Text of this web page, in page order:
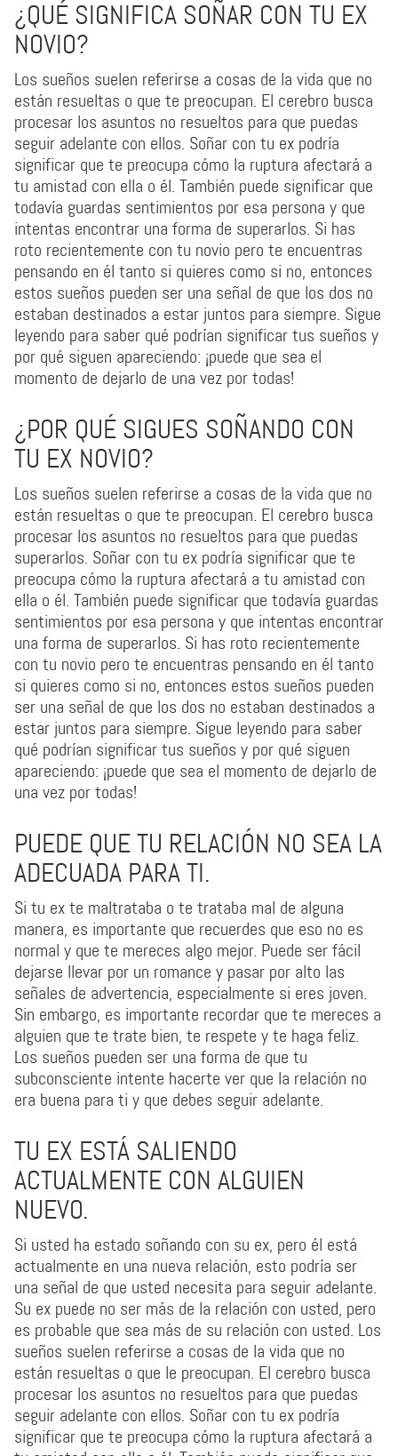
¿QUÉ SIGNIFICA SOÑAR CON TU EX
NOVIO?
Los sueños suelen referirse a cosas de la vida que no
están resueltas o que te preocupan. El cerebro busca
procesar los asuntos no resueltos para que puedas
seguir adelante con ellos. Soñar con tu ex podría
significar que te preocupa cómo la ruptura afectará a
tu amistad con ella o él. También puede significar que
todavía guardas sentimientos por esa persona y que
intentas encontrar una forma de superarlos. Si has
roto recientemente con tu novio pero te encuentras
pensando en él tanto si quieres como si no, entonces
estos sueños pueden ser una señal de que los dos no
estaban destinados a estar juntos para siempre. Sigue
leyendo para saber qué podrían significar tus sueños y
por qué siguen apareciendo: ¡puede que sea el
momento de dejarlo de una vez por todas!
¿POR QUÉ SIGUES SOÑANDO CON
TU EX NOVIO?
Los sueños suelen referirse a cosas de la vida que no
están resueltas o que te preocupan. El cerebro busca
procesar los asuntos no resueltos para que puedas
superarlos. Soñar con tu ex podría significar que te
preocupa cómo la ruptura afectará a tu amistad con
ella o él. También puede significar que todavía guardas
sentimientos por esa persona y que intentas encontrar
una forma de superarlos. Si has roto recientemente
con tu novio pero te encuentras pensando en él tanto
si quieres como si no, entonces estos sueños pueden
ser una señal de que los dos no estaban destinados a
estar juntos para siempre. Sigue leyendo para saber
qué podrían significar tus sueños y por qué siguen
apareciendo: ¡puede que sea el momento de dejarlo de
una vez por todas!
PUEDE QUE TU RELACIÓN NO SEA LA
ADECUADA PARA TI.
Si tu ex te maltrataba o te trataba mal de alguna
manera, es importante que recuerdes que eso no es
normal y que te mereces algo mejor. Puede ser fácil
dejarse llevar por un romance y pasar por alto las
señales de advertencia, especialmente si eres joven.
Sin embargo, es importante recordar que te mereces a
alguien que te trate bien, te respete y te haga feliz.
Los sueños pueden ser una forma de que tu
subconsciente intente hacerte ver que la relación no
era buena para ti y que debes seguir adelante.
TU EX ESTÁ SALIENDO
ACTUALMENTE CON ALGUIEN
NUEVO.
Si usted ha estado soñando con su ex, pero él está
actualmente en una nueva relación, esto podría ser
una señal de que usted necesita para seguir adelante.
Su ex puede no ser más de la relación con usted, pero
es probable que sea más de su relación con usted. Los
sueños suelen referirse a cosas de la vida que no
están resueltas o que le preocupan. El cerebro busca
procesar los asuntos no resueltos para que puedas
seguir adelante con ellos. Soñar con tu ex podría
significar que te preocupa cómo la ruptura afectará a